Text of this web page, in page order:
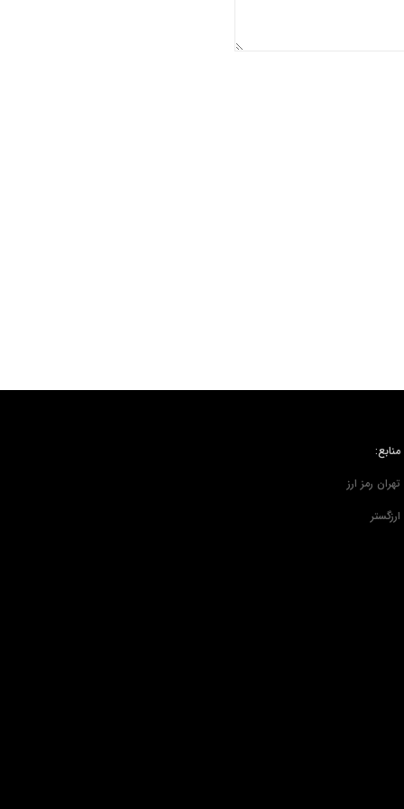
منابع:
تهران رمز ارز
ارزگستر